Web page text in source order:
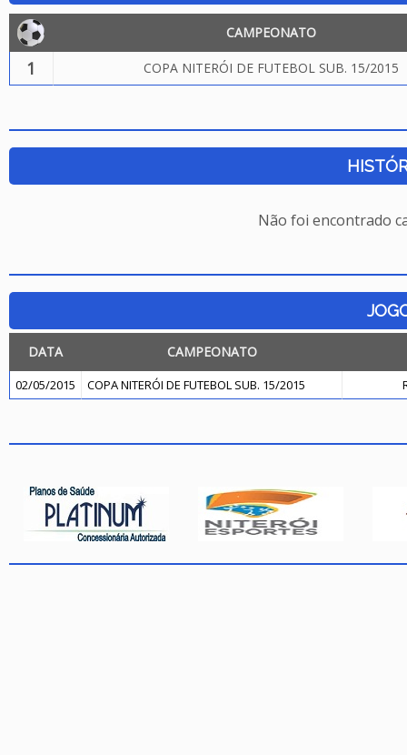
CAMPEONATO
1 COPA NITERÓI DE FUTEBOL SUB. 15/2015
Não foi encontrado
DATA CAMPEONATO
02/05/2015 COPA NITERÓI DE FUTEBOL SUB. 15/2015